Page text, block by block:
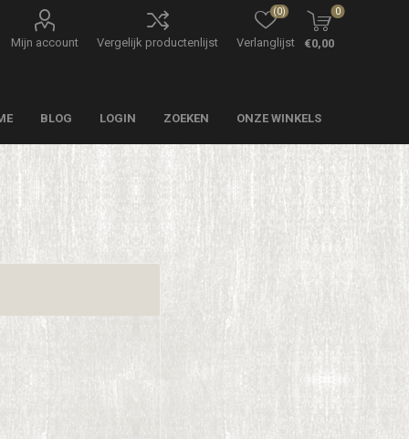
Mijn account Vergelijk productenlijst Verlanglijst
(0) 0
€0,00
BLOG LOGIN ZOEKEN ONZE WINKELS